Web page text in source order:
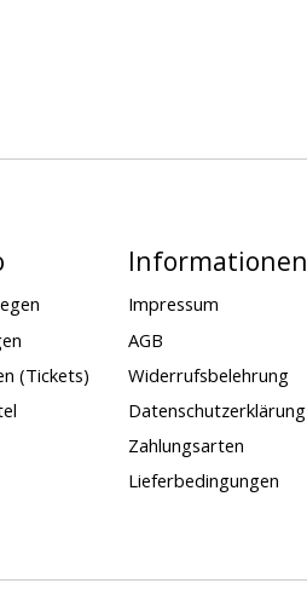
(Tickets)
Informationen
Impressum
AGB
Widerrufsbelehrung
Datenschutzerklärung
Zahlungsarten
Lieferbedingungen